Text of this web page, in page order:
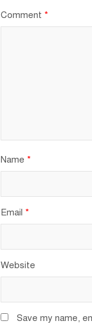
Comment *
Name *
Email *
Website
Save my name,